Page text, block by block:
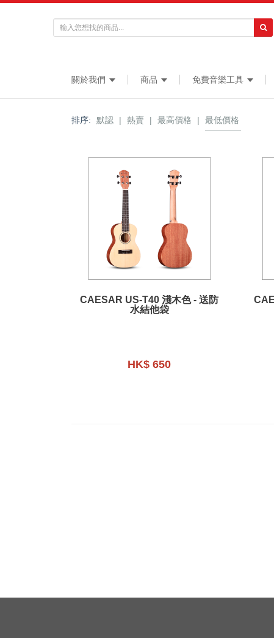
關於我們 商品 免費音樂工具
排序: 默認 | 熱賣 | 最高價格 | 最低價格
CAESAR US-T40 淺木色 - 送防
水結他袋
HK$ 650